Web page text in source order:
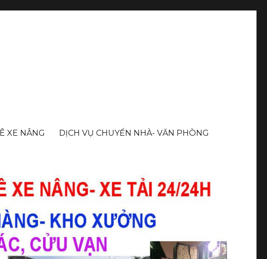
XE NÂNG DỊCH VỤ CHUYỂN NHÀ- VĂN PHÒNG